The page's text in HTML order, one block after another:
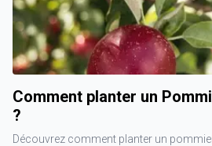
Comment planter un
?
Découvrez comment planter un